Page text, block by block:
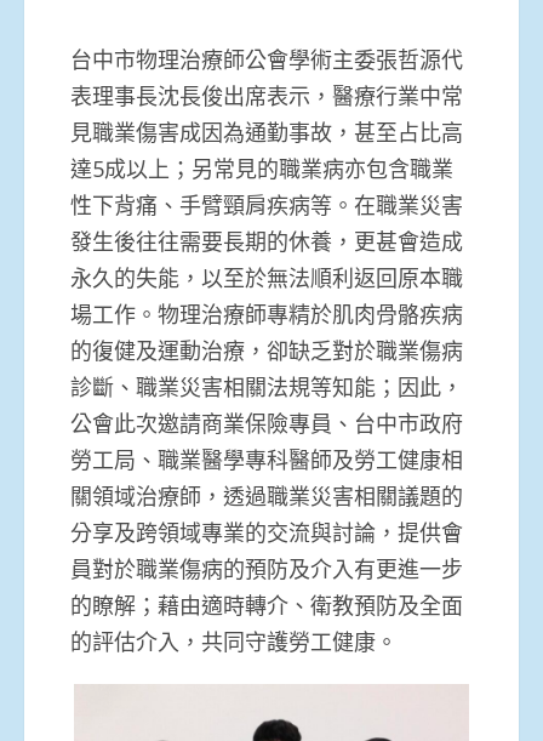
台中市物理治療師公會學術主委張哲源代
表理事長沈長俊出席表示，醫療行業中常
見職業傷害成因為通勤事故，甚至占比高
達5成以上；另常見的職業病亦包含職業
性下背痛、手臂頸肩疾病等。在職業災害
發生後往往需要長期的休養，更甚會造成
永久的失能，以至於無法順利返回原本職
場工作。物理治療師專精於肌肉骨骼疾病
的復健及運動治療，卻缺乏對於職業傷病
診斷、職業災害相關法規等知能；因此，
公會此次邀請商業保險專員、台中市政府
勞工局、職業醫學專科醫師及勞工健康相
關領域治療師，透過職業災害相關議題的
分享及跨領域專業的交流與討論，提供會
員對於職業傷病的預防及介入有更進一步
的瞭解；藉由適時轉介、衛教預防及全面
的評估介入，共同守護勞工健康。